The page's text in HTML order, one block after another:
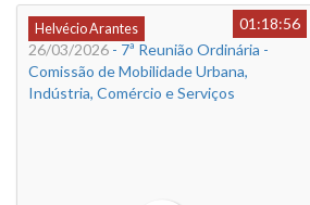
Helvécio Arantes
01:18:56
26/03/2026 - 7ª Reunião Ordinária -
Comissão de Mobilidade Urbana,
Indústria, Comércio e Serviços